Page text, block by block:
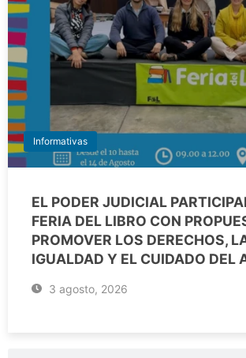
Informativas
EL PODER JUDICIAL
FERIA DEL LIBRO CON
PROMOVER LOS DERECHOS,
IGUALDAD Y EL CUIDADO DEL
3 agosto, 2026